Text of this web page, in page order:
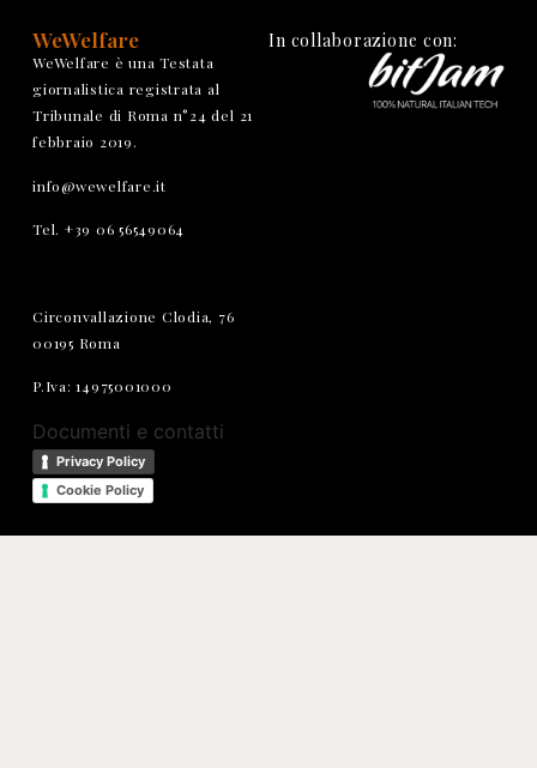
WeWelfare
WeWelfare è una Testata
giornalistica registrata al
Tribunale di Roma n°24 del 21
febbraio 2019.
info@wewelfare.it
Tel. +39 06 56549064
Circonvallazione Clodia, 76
00195 Roma
P.Iva: 14975001000
Documenti e contatti
Privacy Policy
Cookie Policy
In collaborazione con: